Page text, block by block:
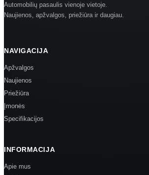
Automobilių pasaulis vienoje vietoje.
Naujienos, apžvalgos, priežiūra ir daugiau.
NAVIGACIJA
Apžvalgos
Naujienos
Priežiūra
Įmonės
Specifikacijos
INFORMACIJA
Apie mus